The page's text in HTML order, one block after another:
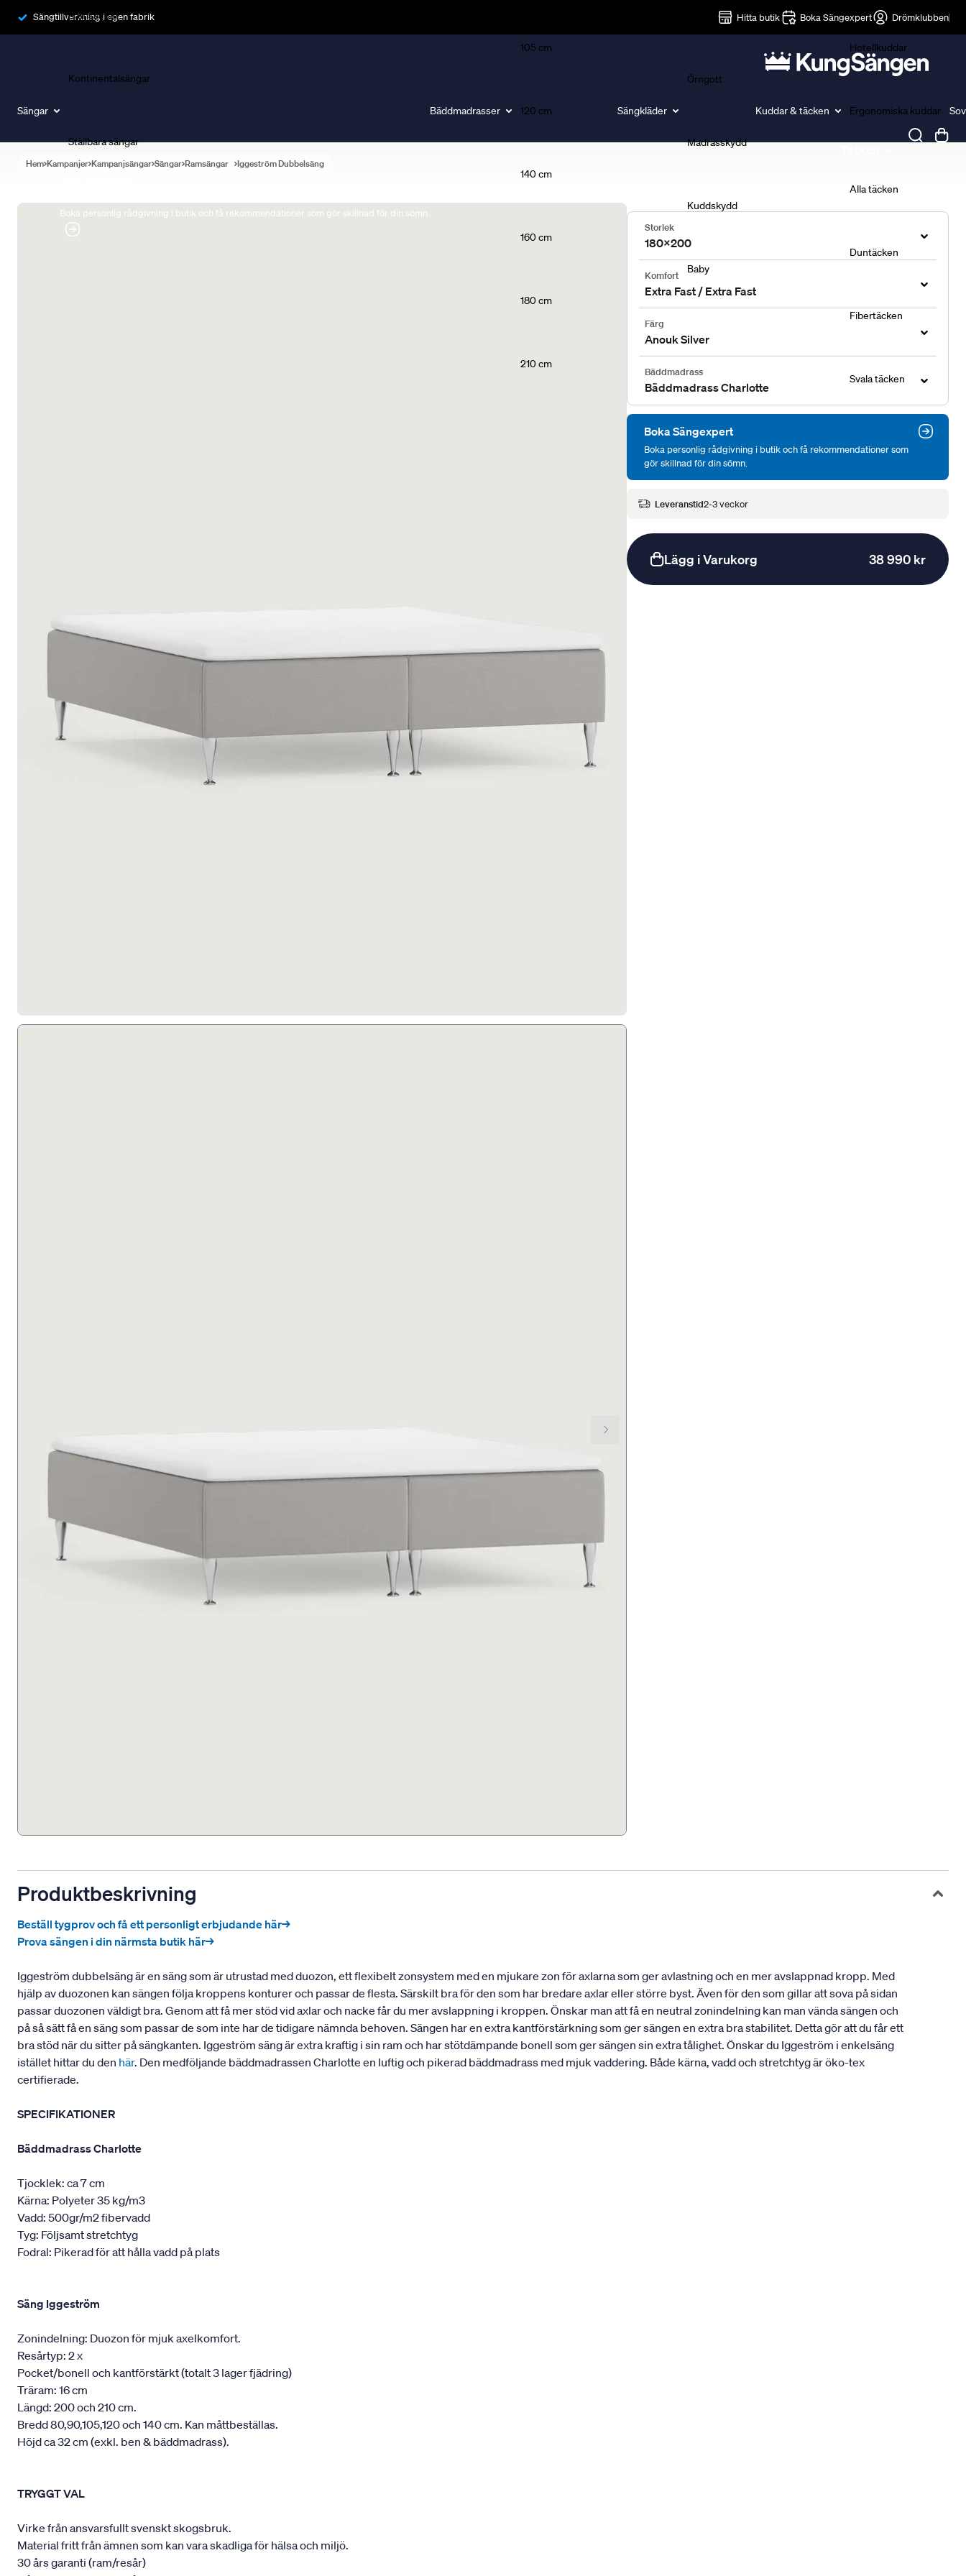
Sängtillverkning i egen fabrik Hitta butik Boka Sängexpert Drömklubben
Sängar
Ramsängar
Kontinentalsängar
Ställbara sängar
Boka personlig rådgivning i butik och få rekommendationer som gör skillnad för din sömn.
Bäddmadrasser
105 cm
120 cm
140 cm
160 cm
180 cm
210 cm
Sängkläder
Örngott
Madrasskydd
Kuddskydd
Baby
Kuddar & täcken
Hotellkuddar
Ergonomiska kuddar
Alla täcken
Duntäcken
Fibertäcken
Svala täcken
Hem Kampanjer Kampanjsängar Sängar Ramsängar Iggeström Dubbelsäng
Storlek
180x200
Komfort
Extra Fast / Extra Fast
Färg
Anouk Silver
Bäddmadrass
Bäddmadrass Charlotte
Boka Sängexpert
Boka personlig rådgivning i butik och få rekommendationer som
gör skillnad för din sömn.
Leveranstid2-3 veckor
Lägg i Varukorg 38 990 kr
Produktbeskrivning
Beställ tygprov och få ett personligt erbjudande här→
Prova sängen i din närmsta butik här→
Iggeström dubbelsäng är en säng som är utrustad med duozon, ett flexibelt zonsystem med en mjukare zon för axlarna som ger avlastning och en mer avslappnad kropp. Med
hjälp av duozonen kan sängen följa kroppens konturer och passar de flesta. Särskilt bra för den som har bredare axlar eller större byst. Även för den som gillar att sova på sidan
passar duozonen väldigt bra. Genom att få mer stöd vid axlar och nacke får du mer avslappning i kroppen. Önskar man att få en neutral zonindelning kan man vända sängen och
på så sätt få en säng som passar de som inte har de tidigare nämnda behoven. Sängen har en extra kantförstärkning som ger sängen en extra bra stabilitet. Detta gör att du får ett
bra stöd när du sitter på sängkanten. Iggeström säng är extra kraftig i sin ram och har stötdämpande bonell som ger sängen sin extra tålighet. Önskar du Iggeström i enkelsäng
istället hittar du den här. Den medföljande bäddmadrassen Charlotte en luftig och pikerad bäddmadrass med mjuk vaddering. Både kärna, vadd och stretchtyg är öko-tex
certifierade.
SPECIFIKATIONER
Bäddmadrass Charlotte
Tjocklek: ca 7 cm
Kärna: Polyeter 35 kg/m3
Vadd: 500gr/m2 fibervadd
Tyg: Följsamt stretchtyg
Fodral: Pikerad för att hålla vadd på plats
Säng Iggeström
Zonindelning: Duozon för mjuk axelkomfort.
Resårtyp: 2 x
Pocket/bonell och kantförstärkt (totalt 3 lager fjädring)
Träram: 16 cm
Längd: 200 och 210 cm.
Bredd 80,90,105,120 och 140 cm. Kan måttbeställas.
Höjd ca 32 cm (exkl. ben & bäddmadrass).
TRYGGT VAL
Virke från ansvarsfullt svenskt skogsbruk.
Material fritt från ämnen som kan vara skadliga för hälsa och miljö.
30 års garanti (ram/resår)